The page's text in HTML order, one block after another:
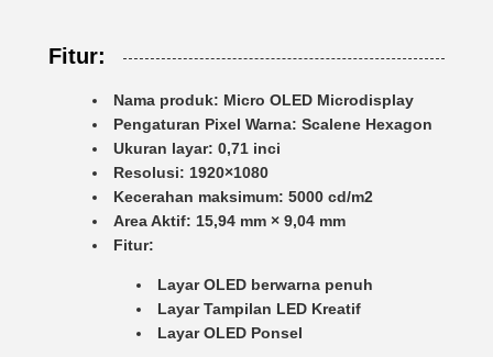
Fitur:
Nama produk: Micro OLED Microdisplay
Pengaturan Pixel Warna: Scalene Hexagon
Ukuran layar: 0,71 inci
Resolusi: 1920×1080
Kecerahan maksimum: 5000 cd/m2
Area Aktif: 15,94 mm × 9,04 mm
Fitur:
Layar OLED berwarna penuh
Layar Tampilan LED Kreatif
Layar OLED Ponsel